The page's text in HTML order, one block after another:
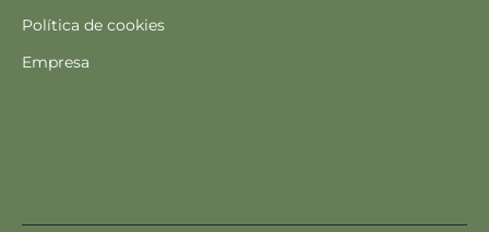
Política de cookies
Empresa